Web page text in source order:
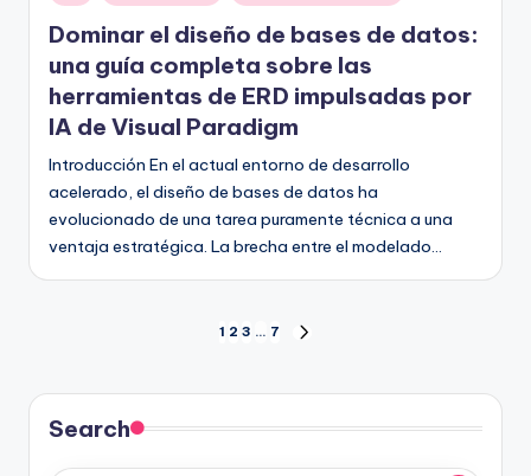
en
Dominar el diseño de bases de datos:
una guía completa sobre las
herramientas de ERD impulsadas por
IA de Visual Paradigm
Introducción En el actual entorno de desarrollo
acelerado, el diseño de bases de datos ha
evolucionado de una tarea puramente técnica a una
ventaja estratégica. La brecha entre el modelado…
Paginación
de
entradas
1 2 3 … 7
Search